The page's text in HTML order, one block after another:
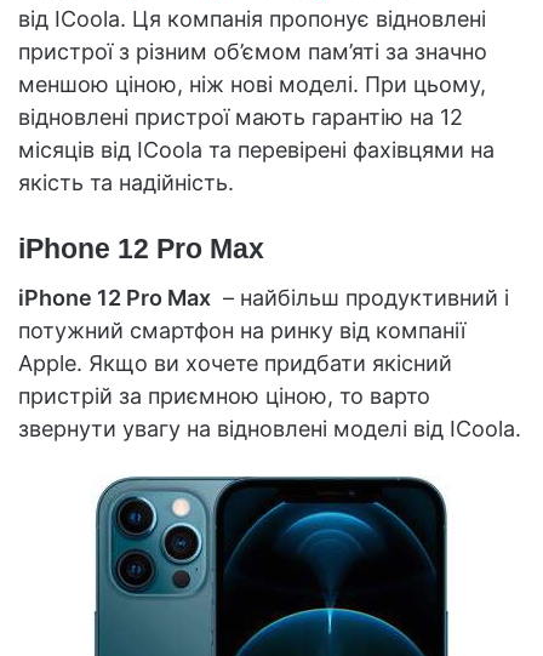
від ICoola. Ця компанія пропонує відновлені
пристрої з різним об’ємом пам’яті за значно
меншою ціною, ніж нові моделі. При цьому,
відновлені пристрої мають гарантію на 12
місяців від ICoola та перевірені фахівцями на
якість та надійність.
iPhone 12 Pro Max
iPhone 12 Pro Max – найбільш продуктивний і
потужний смартфон на ринку від компанії
Apple. Якщо ви хочете придбати якісний
пристрій за приємною ціною, то варто
звернути увагу на відновлені моделі від ICoola.